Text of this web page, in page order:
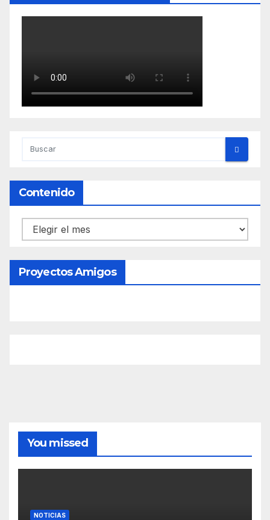
Contenido
Contenido
Proyectos Amigos
You missed
NOTICIAS